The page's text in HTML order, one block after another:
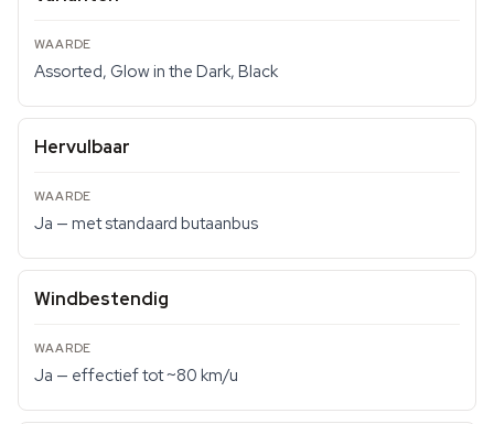
Assorted, Glow in the Dark, Black
Hervulbaar
Ja — met standaard butaanbus
Windbestendig
Ja — effectief tot ~80 km/u